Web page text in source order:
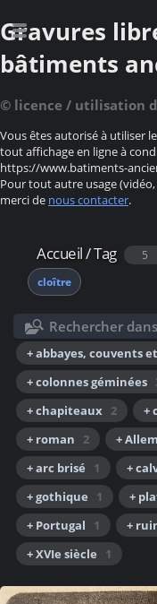
Gravures
bâtiments
© licence / utilisation
Vous êtes autorisé à utiliser
tout affichage en ligne à
https://www.batiments-
Pour tout autre usage
merci de nous contacter.
Accueil/Tag
5
cloître
Rechercher
+ abbayes, couvents
+ colonnes géminées
+ chapiteaux 2 +
+ roman
2 +
+ arc brisé
1 +
+ gothique
1 +
+ Portugal
1 +
+ XVIe siècle
1